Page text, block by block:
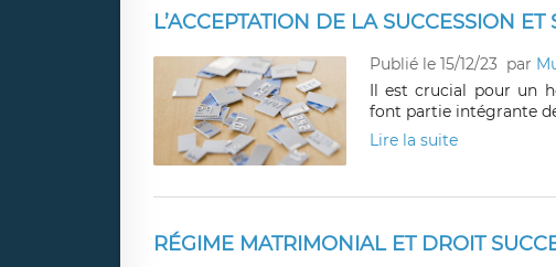
L’ACCEPTATION DE LA SUCCESSION
Publié le 15/12/23 par
Il est crucial pour un
font partie intégrante
Lire la suite
RÉGIME MATRIMONIAL ET DROIT